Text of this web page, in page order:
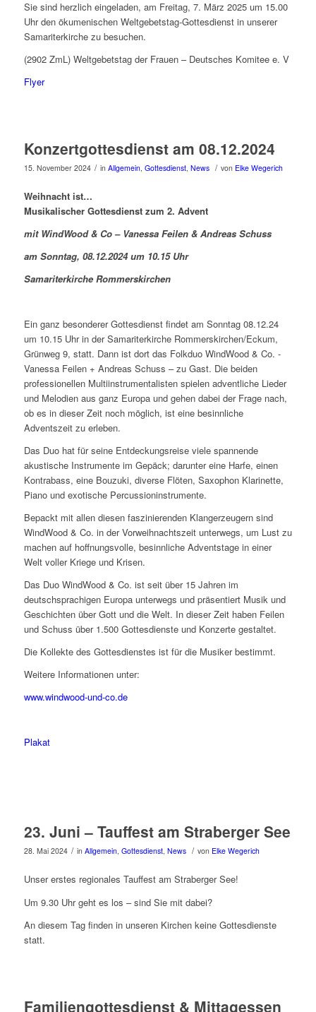
Sie sind herzlich eingeladen, am Freitag, 7. März 2025 um 15.00
Uhr den ökumenischen Weltgebetstag-Gottesdienst in unserer
Samariterkirche zu besuchen.
(2902 ZmL) Weltgebetstag der Frauen – Deutsches Komitee e. V
Flyer
Konzertgottesdienst am 08.12.2024
15. November 2024 / in Allgemein, Gottesdienst, News / von Elke Wegerich
Weihnacht ist…
Musikalischer Gottesdienst zum 2. Advent
mit WindWood & Co – Vanessa Feilen & Andreas Schuss
am Sonntag, 08.12.2024 um 10.15 Uhr
Samariterkirche Rommerskirchen
Ein ganz besonderer Gottesdienst findet am Sonntag 08.12.24
um 10.15 Uhr in der Samariterkirche Rommerskirchen/Eckum,
Grünweg 9, statt. Dann ist dort das Folkduo WindWood & Co. -
Vanessa Feilen + Andreas Schuss – zu Gast. Die beiden
professionellen Multiinstrumentalisten spielen adventliche Lieder
und Melodien aus ganz Europa und gehen dabei der Frage nach,
ob es in dieser Zeit noch möglich, ist eine besinnliche
Adventszeit zu erleben.
Das Duo hat für seine Entdeckungsreise viele spannende
akustische Instrumente im Gepäck; darunter eine Harfe, einen
Kontrabass, eine Bouzuki, diverse Flöten, Saxophon Klarinette,
Piano und exotische Percussioninstrumente.
Bepackt mit allen diesen faszinierenden Klangerzeugern sind
WindWood & Co. in der Vorweihnachtszeit unterwegs, um Lust zu
machen auf hoffnungsvolle, besinnliche Adventstage in einer
Welt voller Kriege und Krisen.
Das Duo WindWood & Co. ist seit über 15 Jahren im
deutschsprachigen Europa unterwegs und präsentiert Musik und
Geschichten über Gott und die Welt. In dieser Zeit haben Feilen
und Schuss über 1.500 Gottesdienste und Konzerte gestaltet.
Die Kollekte des Gottesdienstes ist für die Musiker bestimmt.
Weitere Informationen unter:
www.windwood-und-co.de
Plakat
23. Juni – Tauffest am Straberger See
28. Mai 2024 / in Allgemein, Gottesdienst, News / von Elke Wegerich
Unser erstes regionales Tauffest am Straberger See!
Um 9.30 Uhr geht es los – sind Sie mit dabei?
An diesem Tag finden in unseren Kirchen keine Gottesdienste
statt.
Familiengottesdienst & Mittagessen